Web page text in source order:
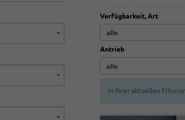
Verfügbarkeit, Art
Antrieb
In Ihrer aktuellen